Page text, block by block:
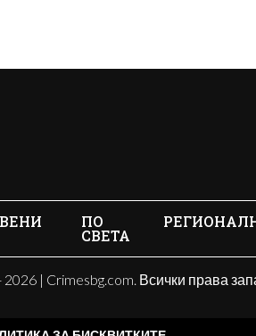
ПО
СВЕТА
| Crimesbg.com. Всички права